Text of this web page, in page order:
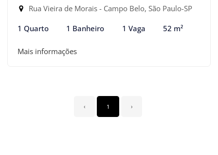
Rua Vieira de Morais - Campo Belo, São Paulo-SP
1 Quarto 1 Banheiro 1 Vaga 52 m²
Mais informações
‹ 1 ›